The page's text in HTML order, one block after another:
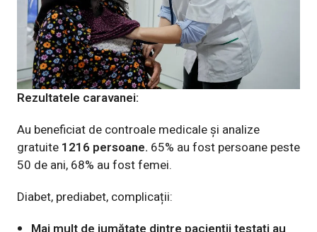
Rezultatele caravanei:
Au beneficiat de controale medicale și analize
gratuite 1216 persoane. 65% au fost persoane peste
50 de ani, 68% au fost femei.
Diabet, prediabet, complicații: